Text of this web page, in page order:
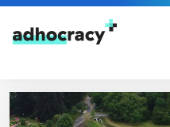
Skip to content